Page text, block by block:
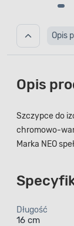
Opis
Opis
Szczypce do
chromowo-
Marka NEO
Długość
16 cm